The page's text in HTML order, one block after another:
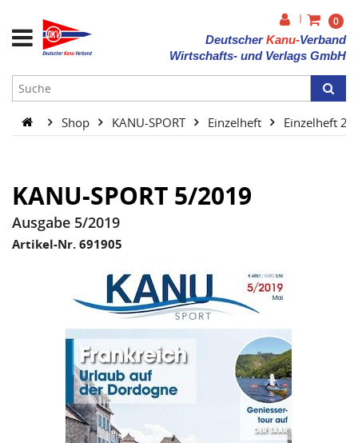
|
0
DeutscherKanu-Verband
Wirtschafts- und Verlags GmbH
Shop KANU-SPORT Einzelheft Einzelheft
KANU-SPORT 5/2019
Ausgabe 5/2019
Artikel-Nr. 691905